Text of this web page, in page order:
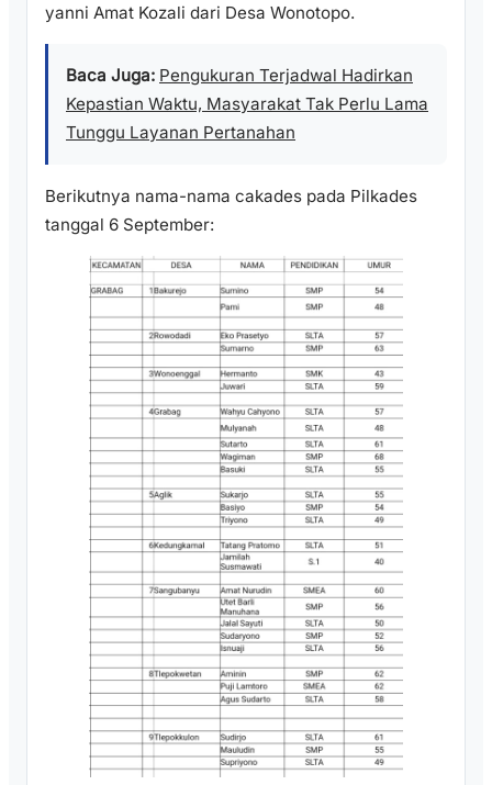
yanni Amat Kozali dari Desa Wonotopo.
Baca Juga: Pengukuran Terjadwal Hadirkan
Kepastian Waktu, Masyarakat Tak Perlu Lama
Tunggu Layanan Pertanahan
Berikutnya nama-nama cakades pada Pilkades
tanggal 6 September: